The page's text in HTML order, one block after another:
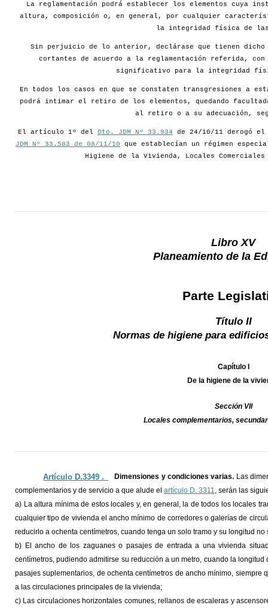
La reglamentación podrá establecer los elementos cuya
altura, composición o, en general, por cualquier
la integridad física de las
Sin perjuicio de lo anterior, declárase que tienen dicho
cortantes de acuerdo a la reglamentación referida,
significativo para la integridad
En todos los casos en que se constaten transgresiones a
podrá intimar el retiro de los elementos, quedando
al retiro o a su adecuación,
El artículo 1º del Dto. JDM Nº 33.934 de 24/10/11 derogó
JDM Nº 33.583 de 08/11/10 que establecían un régimen
Higiene de la Vivienda, Locales
Libro XV
Planeamiento de la
Parte
Título II
Normas de higiene para
Capítulo I
De la higiene de la
Sección VII
Locales complementarios,
Artículo D.3349 ._ Dimensiones y condiciones varias. Las
complementarios y de servicio a que alude el artículo D. 3311, serán las
a) La altura mínima de estos locales y, en general, la de todos los locales
cualquier tipo de vivienda el ancho mínimo de corredores o galerías de
reducirlo a ochenta centímetros, cuando tenga un solo tramo y su longitud no
b) El ancho de los zaguanes o pasajes de entrada a una vivienda
centímetros, pudiendo admitirse su reducción a un metro, cuando la
pasajes suplementarios, de ochenta centímetros de ancho mínimo, siempre
a las circulaciones principales de la vivienda;
c) Las circulaciones horizontales comunes, rellanos de escaleras y